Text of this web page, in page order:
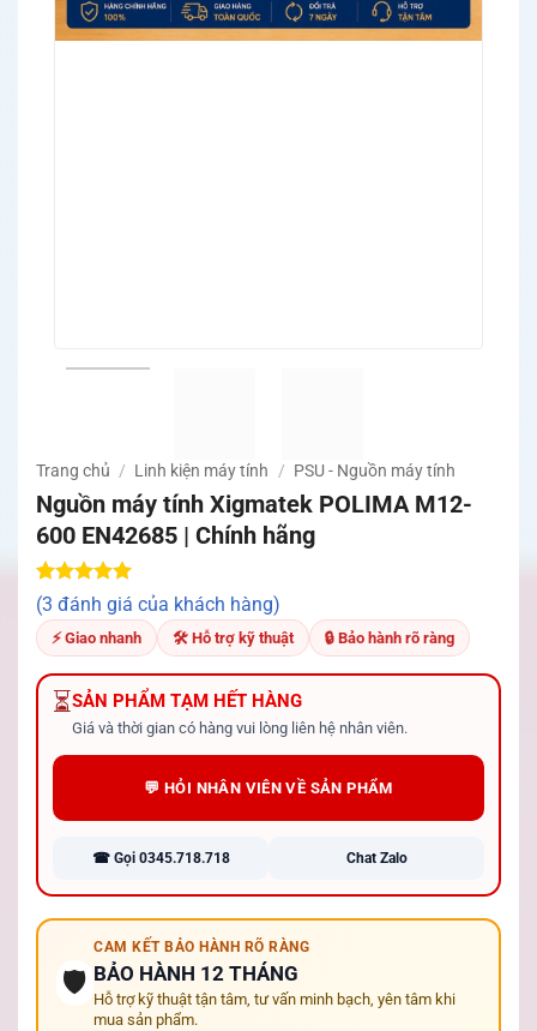
Trang chủ / Linh kiện máy tính / PSU - Nguồn máy tính
Nguồn máy tính Xigmatek POLIMA M12-
600 EN42685 | Chính hãng
5.00trên 5
dựa trên
3
đánh giá
(3 đánh giá của khách hàng)
⚡ Giao nhanh 🛠 Hỗ trợ kỹ thuật 🔒 Bảo hành rõ ràng
⏳SẢN PHẨM TẠM HẾT HÀNG
Giá và thời gian có hàng vui lòng liên hệ nhân viên.
💬 HỎI NHÂN VIÊN VỀ SẢN PHẨM
☎ Gọi 0345.718.718 Chat Zalo
🛡️
CAM KẾT BẢO HÀNH RÕ RÀNG
BẢO HÀNH 12 THÁNG
Hỗ trợ kỹ thuật tận tâm, tư vấn minh bạch, yên tâm khi
mua sản phẩm.